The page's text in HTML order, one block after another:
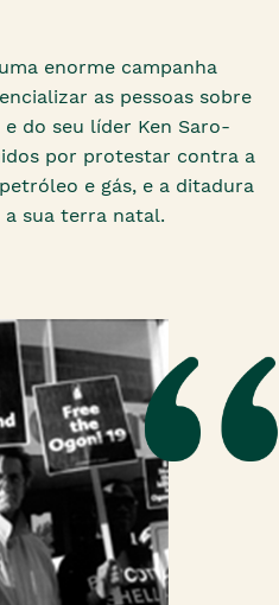
enorme campanha
as pessoas sobre
do seu líder Ken Saro-
por protestar contra a
e gás, e a ditadura
sua terra natal.